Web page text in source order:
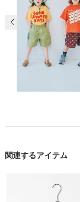
前の画像
関連するアイテム